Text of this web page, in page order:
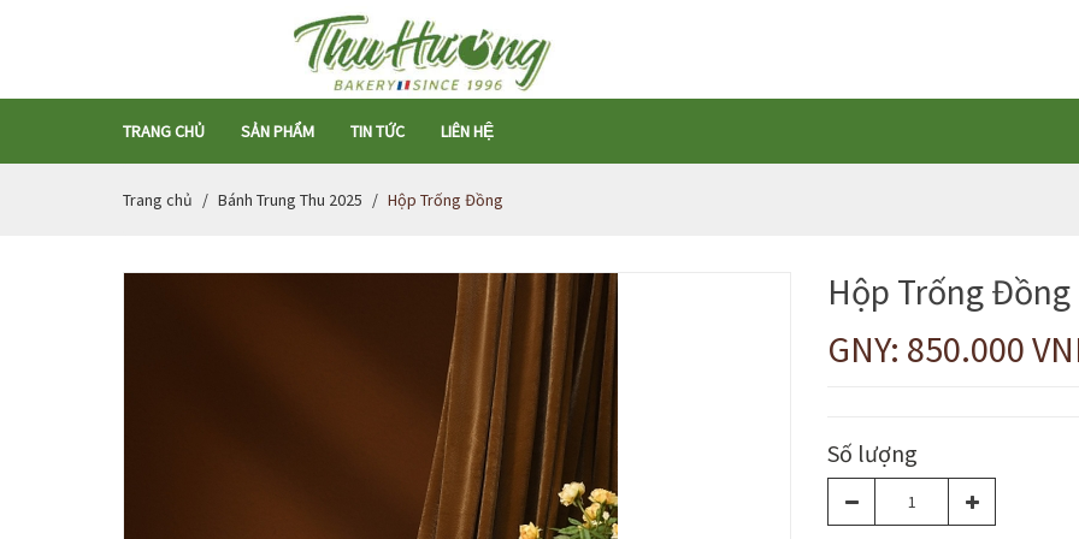
TRANG CHỦ SẢN PHẨM TIN TỨC LIÊN HỆ
Trang chủ Bánh Trung Thu 2025 Hộp Trống Đồng
Hộp Trống Đồng
GNY: 850.000
Số lượng